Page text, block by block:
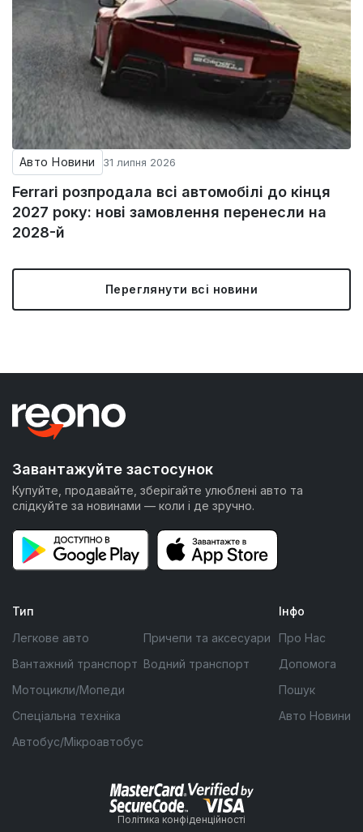
Авто Новини 31 липня 2026
Ferrari розпродала всі автомобілі до кінця
2027 року: нові замовлення перенесли на
2028-й
Переглянути всі новини
Завантажуйте застосунок
Купуйте, продавайте, зберігайте улюблені авто та
слідкуйте за новинами — коли і де зручно.
Тип
Легкове авто
Вантажний транспорт
Мотоцикли/Мопеди
Спеціальна техніка
Автобус/Мікроавтобус
Причепи та аксесуари
Водний транспорт
Інфо
Про Нас
Допомога
Пошук
Авто Новини
Політика конфіденційності